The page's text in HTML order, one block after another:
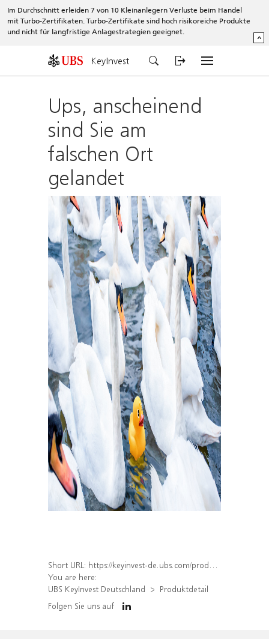
Im Durchschnitt erleiden 7 von 10 Kleinanlegern Verluste beim Handel
mit Turbo-Zertifikaten. Turbo-Zertifikate sind hoch risikoreiche Produkte
und nicht für langfristige Anlagestrategien geeignet.
^
KeyInvest
Ups, anscheinend
sind Sie am
falschen Ort
gelandet
Short URL: https://keyinvest-de.ubs.com/produkt/detail/index/isin/DE000WA7Z0A2
You are here:
UBS KeyInvest Deutschland
Produktdetail
Folgen Sie uns auf